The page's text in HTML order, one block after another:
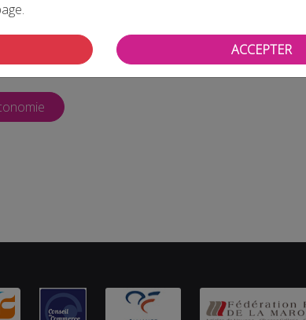
information
ACCEPTER